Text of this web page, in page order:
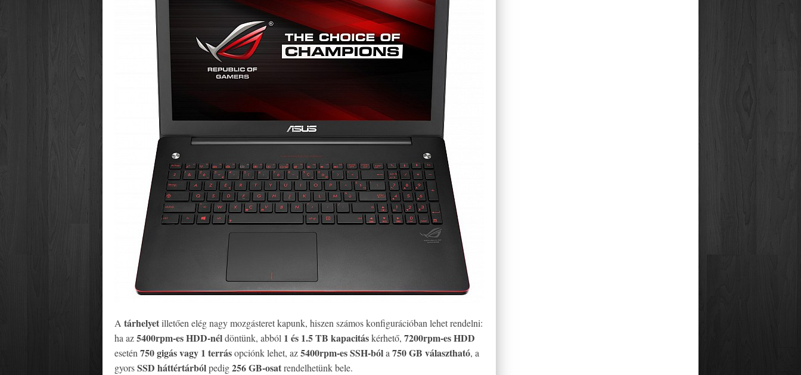
A tárhelyetilletően elég nagy mozgásteret kapunk, hiszen számos konfigurációban lehet rendelni:
ha az5400rpm-es HDD-néldöntünk, abból 1 és 1.5 TB kapacitáskérhető, 7200rpm-es HDD
esetén 750 gigás vagy 1 terrásopciónk lehet, az5400rpm-es SSH-bóla 750 GB választható, a
gyorsSSD háttértárbólpedig256 GB-osatrendelhetünk bele.